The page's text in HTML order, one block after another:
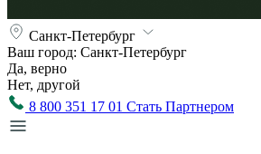
Санкт-Петербург
Ваш город: Санкт-Петербург
Да, верно
Нет, другой
8 800 351 17 01 Стать Партнером